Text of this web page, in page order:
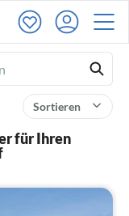
Sortieren
für Ihren